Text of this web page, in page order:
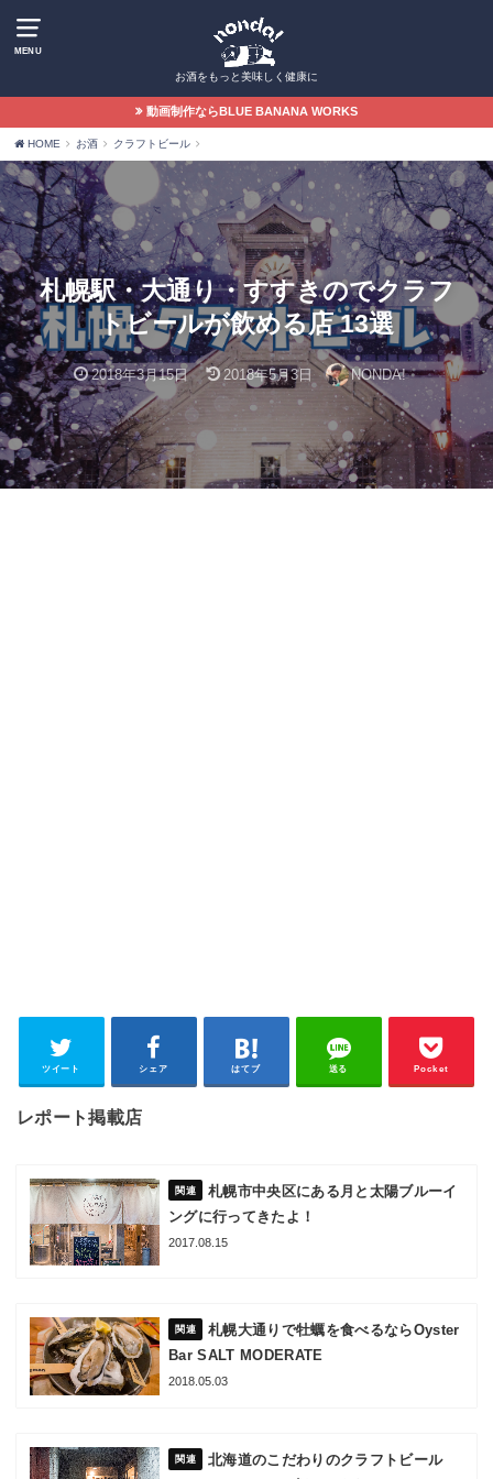
MENU
お酒をもっと美味しく健康に
動画制作ならBLUE BANANA WORKS
HOME お酒 クラフトビール
札幌駅・大通り・すすきのでクラフ
トビールが飲める店 13選
2018年3月15日 2018年5月3日 NONDA!
ツイート シェア はてブ 送る Pocket
レポート掲載店
札幌市中央区にある月と太陽ブルーイ
ングに行ってきたよ！
2017.08.15
札幌大通りで牡蠣を食べるならOyster
Bar SALT MODERATE
2018.05.03
北海道のこだわりのクラフトビール